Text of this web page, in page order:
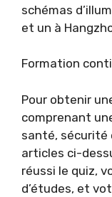
schémas
et un à
Formation
Pour obtenir
comprenant
santé, sécurité
articles ci-
réussi le quiz,
d’études, et